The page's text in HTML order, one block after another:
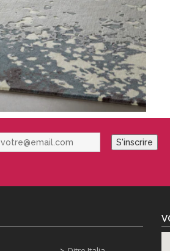
votre@email.com S'inscrire